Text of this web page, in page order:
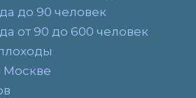
до 90 человек
от 90 до 600 человек
Москве